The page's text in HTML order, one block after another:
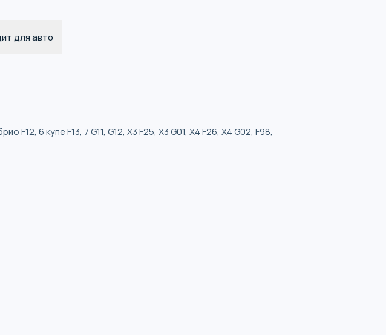
для авто
F12, 6 купе F13, 7 G11, G12, X3 F25, X3 G01, X4 F26, X4 G02, F98,